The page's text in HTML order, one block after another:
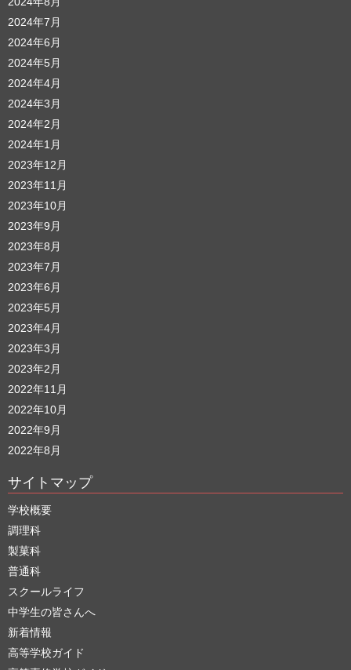
2024年7月
2024年6月
2024年5月
2024年4月
2024年3月
2024年2月
2024年1月
2023年12月
2023年11月
2023年10月
2023年9月
2023年8月
2023年7月
2023年6月
2023年5月
2023年4月
2023年3月
2023年2月
2022年11月
2022年10月
2022年9月
2022年8月
サイトマップ
学校概要
調理科
製菓科
普通科
スクールライフ
中学生の皆さんへ
新着情報
高等学校ガイド